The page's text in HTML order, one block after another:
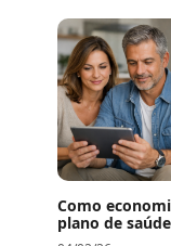
Como
plano de